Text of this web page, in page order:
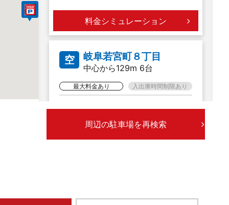
料金シミュレーション
空 岐阜若宮町８丁目
中心から129m 6台
最大料金あり 入出庫時間制限あり
料金シミュレーション
周辺の駐車場を再検索